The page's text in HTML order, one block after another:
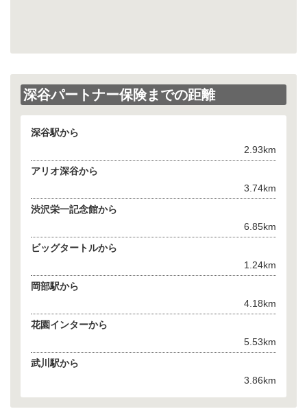
深谷パートナー保険までの距離
深谷駅から
2.93km
アリオ深谷から
3.74km
渋沢栄一記念館から
6.85km
ビッグタートルから
1.24km
岡部駅から
4.18km
花園インターから
5.53km
武川駅から
3.86km